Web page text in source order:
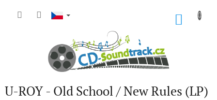
U-ROY - Old School / New Rules (LP)